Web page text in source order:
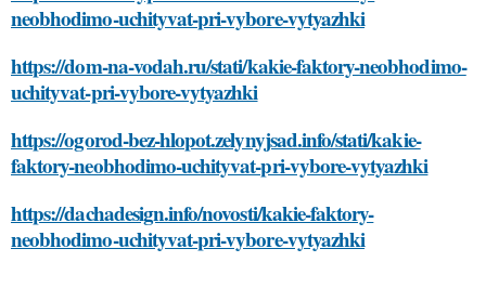
neobhodimo-uchityvat-pri-vybore-vytyazhki
https://dom-na-vodah.ru/stati/kakie-faktory-neobhodimo-
uchityvat-pri-vybore-vytyazhki
https://ogorod-bez-hlopot.zelynyjsad.info/stati/kakie-
faktory-neobhodimo-uchityvat-pri-vybore-vytyazhki
https://dachadesign.info/novosti/kakie-faktory-
neobhodimo-uchityvat-pri-vybore-vytyazhki